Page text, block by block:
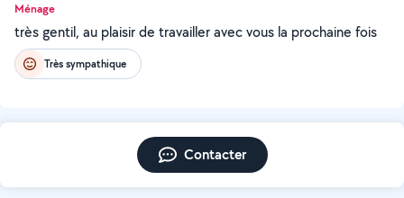
Ménage
très gentil, au plaisir de travailler avec vous la prochaine fois
Très sympathique
Contacter